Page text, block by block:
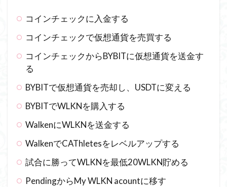
コインチェックに入金する
コインチェックで仮想通貨を売買する
コインチェックからBYBITに仮想通貨を送金す
る
BYBITで仮想通貨を売却し、USDTに変える
BYBITでWLKNを購入する
WalkenにWLKNを送金する
WalkenでCAThletesをレベルアップする
試合に勝ってWLKNを最低20WLKN貯める
PendingからMy WLKN acountに移す